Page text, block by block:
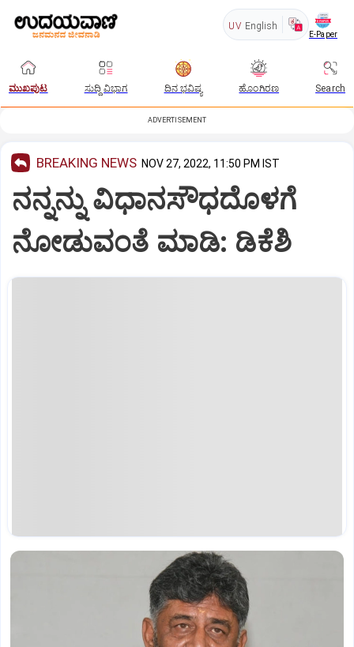
UV English
E-Paper
ಮುಖಪುಟ ಸುದ್ದಿ ವಿಭಾಗ ದಿನ ಭವಿಷ್ಯ ಹೊಂಗಿರಣ Search
ADVERTISEMENT
BREAKING NEWS NOV 27, 2022, 11:50 PM IST
ನನ್ನನ್ನು ವಿಧಾನಸೌಧದೊಳಗೆ
ನೋಡುವಂತೆ ಮಾಡಿ: ಡಿಕೆಶಿ